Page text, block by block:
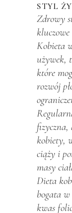
STYL
Zdrowy
Kobieta
używek,
które
rozwój
fizyczna,
kobiety,
ciąży i
masy
Dieta
bogata
kwas